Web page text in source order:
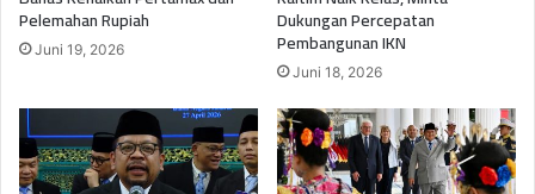
Pelemahan Rupiah
Juni 19, 2026
Dukungan Percepatan
Pembangunan IKN
Juni 18, 2026